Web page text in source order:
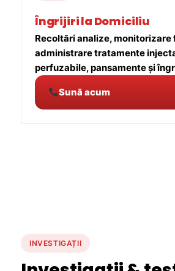
Îngrijiri la Domiciliu
Recoltări analize,
administrare tratamente
perfuzabile, pansamente și
Sună acum
INVESTIGAȚII